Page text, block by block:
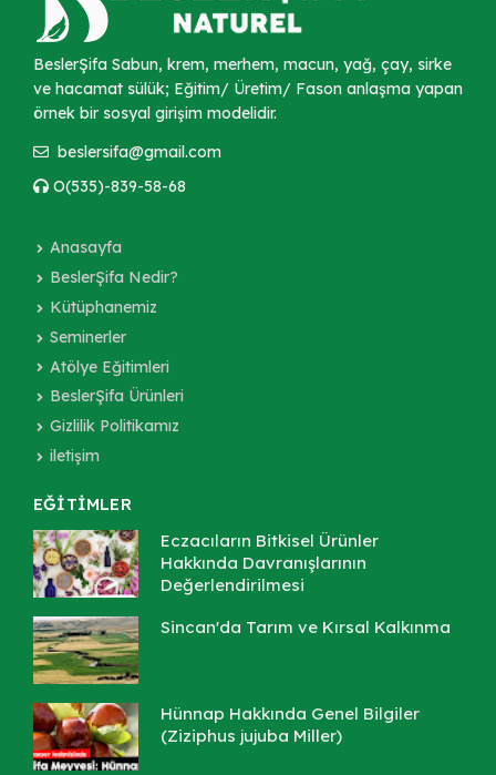
BeslerŞifa Sabun, krem, merhem, macun, yağ, çay, sirke
ve hacamat sülük; Eğitim/ Üretim/ Fason anlaşma yapan
örnek bir sosyal girişim modelidir.
beslersifa@gmail.com
O(535)-839-58-68
Anasayfa
BeslerŞifa Nedir?
Kütüphanemiz
Seminerler
Atölye Eğitimleri
BeslerŞifa Ürünleri
Gizlilik Politikamız
iletişim
EĞİTİMLER
Eczacıların Bitkisel Ürünler
Hakkında Davranışlarının
Değerlendirilmesi
Sincan'da Tarım ve Kırsal Kalkınma
Hünnap Hakkında Genel Bilgiler
(Ziziphus jujuba Miller)